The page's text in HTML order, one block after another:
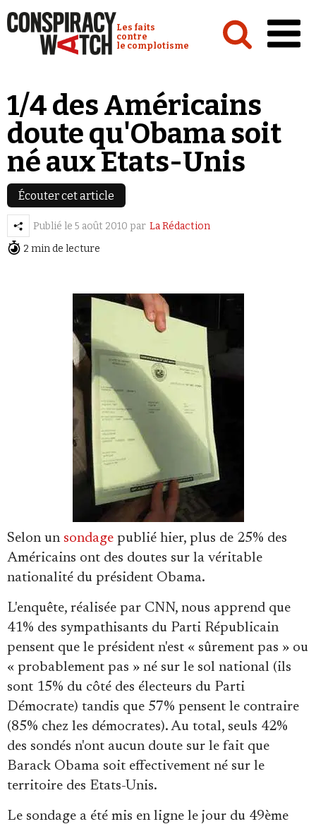
Conspiracy Watch :
Les faits
contre
le complotisme
Analyses
Conspipédia
Vidéos
Émissions
Revues de presse
Newsletter
Faire un don
Demander à Vera
Se connecter
1/4 des Américains
doute qu'Obama soit
né aux Etats-Unis
Écouter cet article
Publié le 5 août 2010 par La Rédaction
2 min de lecture
Selon un sondage publié hier, plus de 25% des
Américains ont des doutes sur la véritable
nationalité du président Obama.
L'enquête, réalisée par CNN, nous apprend que
41% des sympathisants du Parti Républicain
pensent que le président n'est « sûrement pas » ou
« probablement pas » né sur le sol national (ils
sont 15% du côté des électeurs du Parti
Démocrate) tandis que 57% pensent le contraire
(85% chez les démocrates). Au total, seuls 42%
des sondés n'ont aucun doute sur le fait que
Barack Obama soit effectivement né sur le
territoire des Etats-Unis.
Le sondage a été mis en ligne le jour du 49ème